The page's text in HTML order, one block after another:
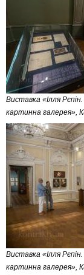
Виставка «Ілля
картинна галерея»,
Виставка «Ілля
картинна галерея»,